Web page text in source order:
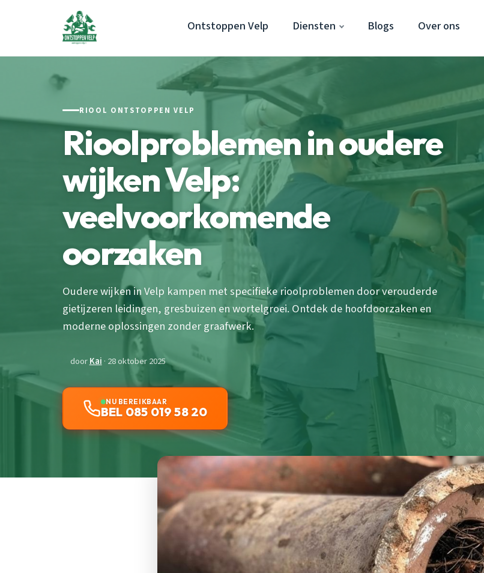
Ontstoppen Velp Diensten Blogs Over ons
RIOOL ONTSTOPPEN VELP
Rioolproblemen in oudere
wijken Velp:
veelvoorkomende
oorzaken
Oudere wijken in Velp kampen met specifieke rioolproblemen door verouderde
gietijzeren leidingen, gresbuizen en wortelgroei. Ontdek de hoofdoorzaken en
moderne oplossingen zonder graafwerk.
doorKai · 28 oktober 2025
NU BEREIKBAAR
BEL 085 019 58 20